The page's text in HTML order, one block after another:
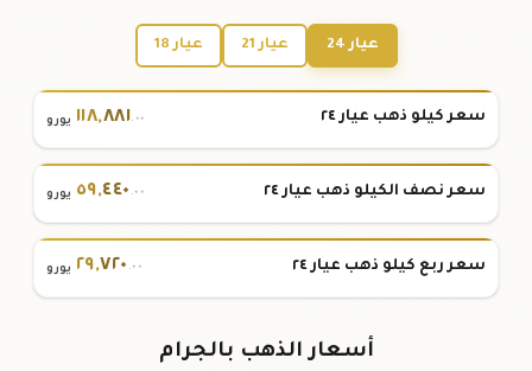
عيار 24 عيار 21 عيار 18
سعر كيلو ذهب عيار ٢٤ ١١٨,٨٨١.٠٠ يورو
سعر نصف الكيلو ذهب عيار ٢٤ ٥٩,٤٤٠ .٠٠ يورو
سعر ربع كيلو ذهب عيار ٢٤ ٢٩,٧٢٠ .٠٠ يورو
أسعار الذهب بالجرام